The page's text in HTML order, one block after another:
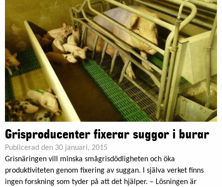
Grisproducenter fixerar suggor i burar
Publicerad den 30 januari, 2015
Grisnäringen vill minska smågrisdödligheten och öka
produktiviteten genom fixering av suggan. I själva verket finns
ingen forskning som tyder på att det hjälper. – Lösningen är